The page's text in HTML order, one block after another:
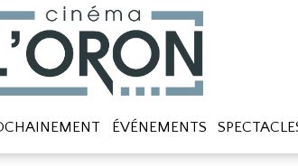
ÉVÉNEMENTS